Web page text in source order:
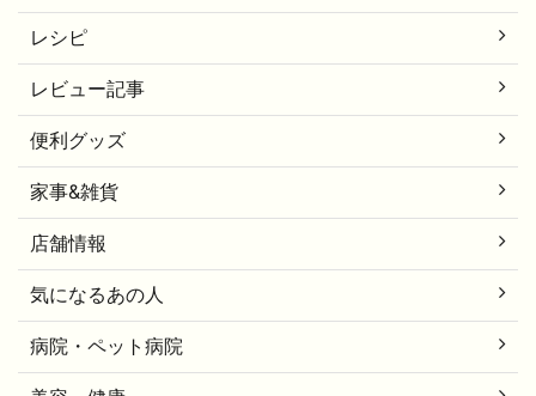
レシピ
レビュー記事
便利グッズ
家事&雑貨
店舗情報
気になるあの人
病院・ペット病院